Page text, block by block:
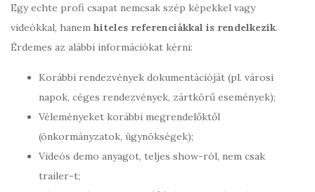
Egy echte profi csapat nemcsak szép képekkel vagy
videókkal, hanem hiteles referenciákkal is rendelkezik.
Érdemes az alábbi információkat kérni:
Korábbi rendezvények dokumentációját (pl. városi
napok, céges rendezvények, zártkörű események);
Véleményeket korábbi megrendelőktől
(önkormányzatok, ügynökségek);
Videós demo anyagot, teljes show-ról, nem csak
trailer-t;